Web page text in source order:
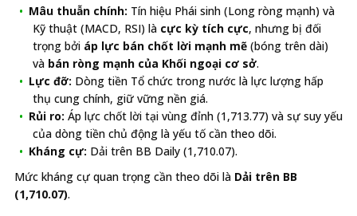
Mâu thuẫn chính: Tín hiệu Phái sinh (Long ròng mạnh) và
Kỹ thuật (MACD, RSI) là cực kỳ tích cực, nhưng bị đối
trọng bởi áp lực bán chốt lời mạnh mẽ (bóng trên dài)
và bán ròng mạnh của Khối ngoại cơ sở.
Lực đỡ: Dòng tiền Tổ chức trong nước là lực lượng hấp
thụ cung chính, giữ vững nền giá.
Rủi ro: Áp lực chốt lời tại vùng đỉnh (1,713.77) và sự suy yếu
của dòng tiền chủ động là yếu tố cần theo dõi.
Kháng cự: Dải trên BB Daily (1,710.07).
Mức kháng cự quan trọng cần theo dõi là Dải trên BB
(1,710.07).